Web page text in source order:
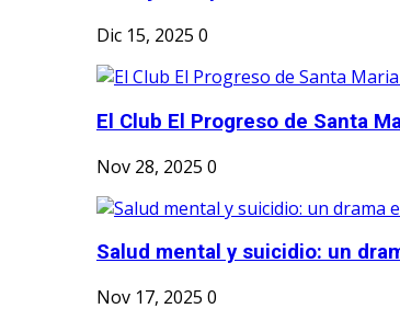
Dic 15, 2025 0
El Club El Progreso de Santa
Nov 28, 2025 0
Salud mental y suicidio: un
Nov 17, 2025 0